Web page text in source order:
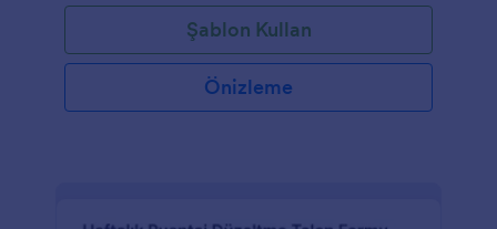
Şablon Kullan
Önizleme